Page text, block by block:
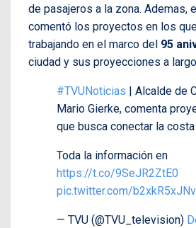
de pasajeros a la zona. Ademas,
comentó los proyectos en los
trabajando en el marco del 95
ciudad y sus proyecciones a
#TVUNoticias | Alcalde de
Mario Gierke, comenta
que busca conectar la costa
Toda la información en
https://t.co/9SeJR2ZtE0
pic.twitter.com/b2xkR5xJNv
— TVU (@TVU_television)